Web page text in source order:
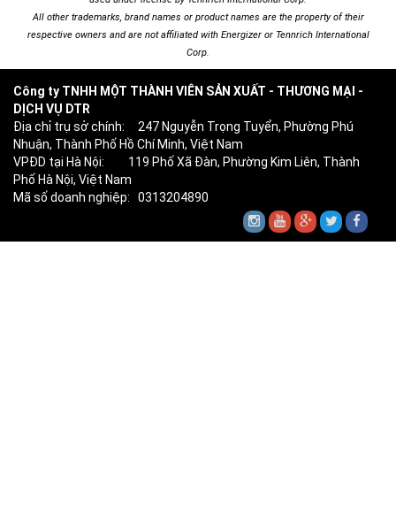
All other trademarks, brand names or product names are the property of their
respective owners and are not affiliated with Energizer or Tennrich International
Corp.
Công ty TNHH MỘT THÀNH VIÊN SẢN XUẤT - THƯƠNG MẠI -
DỊCH VỤ DTR
Địa chỉ trụ sở chính: 247 Nguyễn Trọng Tuyển, Phường Phú
Nhuận, Thành Phố Hồ Chí Minh, Việt Nam
VPĐD tại Hà Nội: 119 Phố Xã Đàn, Phường Kim Liên, Thành
Phố Hà Nội, Việt Nam
Mã số doanh nghiệp: 0313204890